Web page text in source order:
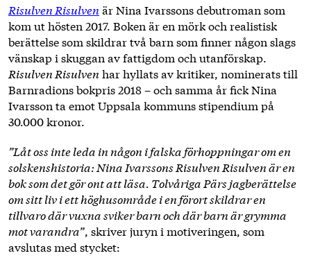
Risulven Risulven är Nina Ivarssons debutroman som
kom ut hösten 2017. Boken är en mörk och realistisk
berättelse som skildrar två barn som finner någon slags
vänskap i skuggan av fattigdom och utanförskap.
Risulven Risulven har hyllats av kritiker, nominerats till
Barnradions bokpris 2018 – och samma år fick Nina
Ivarsson ta emot Uppsala kommuns stipendium på
30.000 kronor.
”Låt oss inte leda in någon i falska förhoppningar om en
solskenshistoria: Nina Ivarssons Risulven Risulven är en
bok som det gör ont att läsa. Tolvåriga Pärs jagberättelse
om sitt liv i ett höghusområde i en förort skildrar en
tillvaro där vuxna sviker barn och där barn är grymma
mot varandra”, skriver juryn i motiveringen, som
avslutas med stycket: